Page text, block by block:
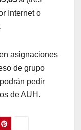
Internet o
asignaciones
de grupo
pedir
de AUH.